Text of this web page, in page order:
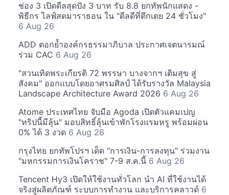
ช่อง 3 เปิดดีลสุดปัง 3 บาท รับ 8.8 ยกทัพนักแสดง -
พิธีกร ไลฟ์สดมาราธอน ใน "ดีลดีที่ตึกเตย 24 ชั่วโมง"
6 Aug 26
ADD ตอกย้ำองค์กรธรรมาภิบาล ประกาศเจตนารมณ์
ร่วม CAC 6 Aug 26
"สวนเทิดพระเกียรติ 72 พรรษา บางจากฯ เติมสุข สู่
สังคม" ออกแบบโดยอาศรมศิลป์ ได้รับรางวัล Malaysia
Landscape Architecture Award 2026 6 Aug 26
Atome ประเทศไทย จับมือ Agoda เปิดตัวแคมเปญ
"ทริปนี้มีลุ้น" มอบสิทธิ์ลุ้นเข้าพักโรงแรมหรู พร้อมผ่อน
0% ได้ 3 งวด 6 Aug 26
กรุงไทย ยกทัพโปรฯ เด็ด "การเงิน-การลงทุน" ร่วมงาน
"มหกรรมการเงินโคราช" 7-9 ส.ค.นี้ 6 Aug 26
Tencent Hy3 เปิดให้ใช้งานทั่วโลก นำ AI ที่ใช้งานได้
จริงสู่ผลิตภัณฑ์ ระบบการทำงาน และบริการคลาวด์ 6